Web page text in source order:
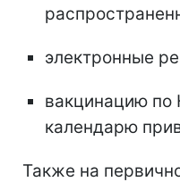
электронные
вакцинацию по
календарю
Также на